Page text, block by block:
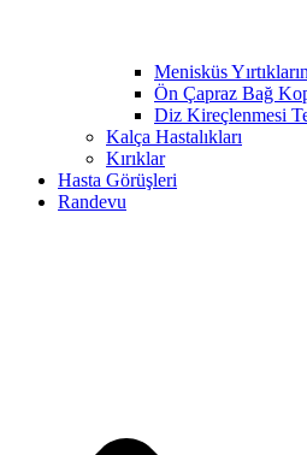
Menisküs
Ön Çapraz Bağ
Diz Kireçlenmesi
Kalça Hastalıkları
Kırıklar
Hasta Görüşleri
Randevu